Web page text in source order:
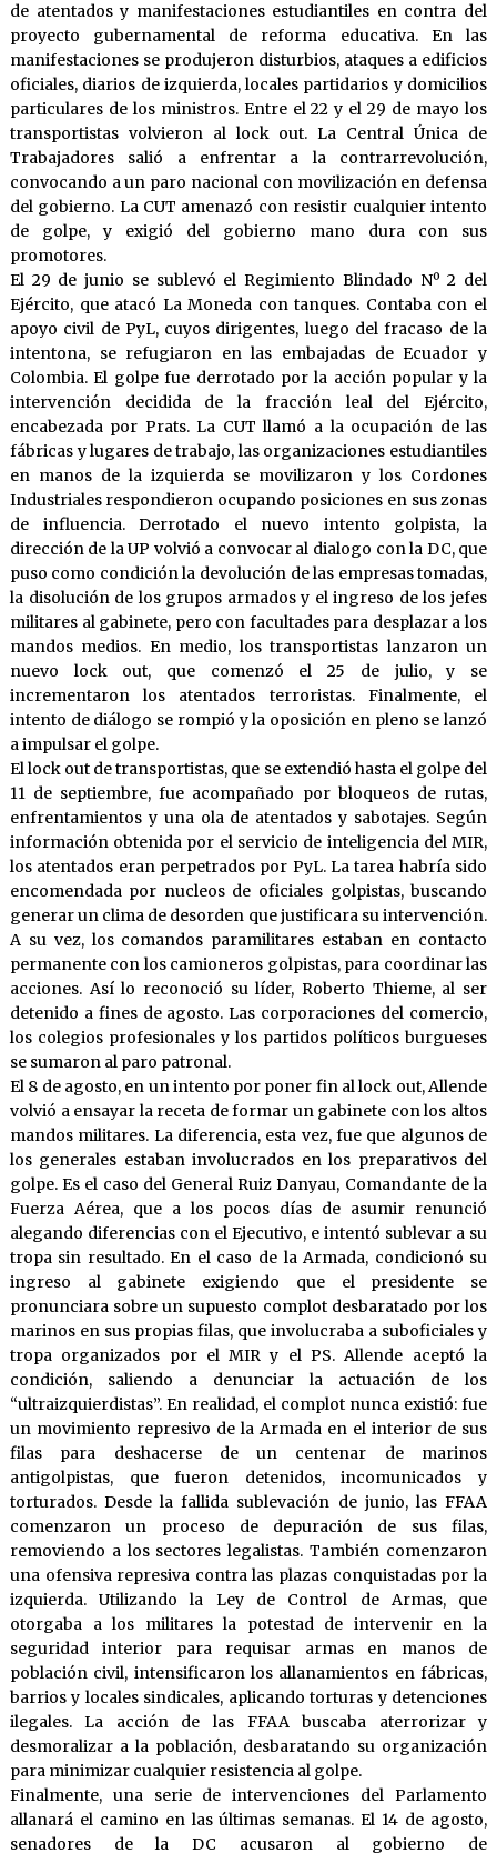
de atentados y manifestaciones estudiantiles en contra del
proyecto gubernamental de reforma educativa. En las
manifestaciones se produjeron disturbios, ataques a edificios
oficiales, diarios de izquierda, locales partidarios y domicilios
particulares de los ministros. Entre el 22 y el 29 de mayo los
transportistas volvieron al lock out. La Central Única de
Trabajadores salió a enfrentar a la contrarrevolución,
convocando a un paro nacional con movilización en defensa
del gobierno. La CUT amenazó con resistir cualquier intento
de golpe, y exigió del gobierno mano dura con sus
promotores.
El 29 de junio se sublevó el Regimiento Blindado Nº 2 del
Ejército, que atacó La Moneda con tanques. Contaba con el
apoyo civil de PyL, cuyos dirigentes, luego del fracaso de la
intentona, se refugiaron en las embajadas de Ecuador y
Colombia. El golpe fue derrotado por la acción popular y la
intervención decidida de la fracción leal del Ejército,
encabezada por Prats. La CUT llamó a la ocupación de las
fábricas y lugares de trabajo, las organizaciones estudiantiles
en manos de la izquierda se movilizaron y los Cordones
Industriales respondieron ocupando posiciones en sus zonas
de influencia. Derrotado el nuevo intento golpista, la
dirección de la UP volvió a convocar al dialogo con la DC, que
puso como condición la devolución de las empresas tomadas,
la disolución de los grupos armados y el ingreso de los jefes
militares al gabinete, pero con facultades para desplazar a los
mandos medios. En medio, los transportistas lanzaron un
nuevo lock out, que comenzó el 25 de julio, y se
incrementaron los atentados terroristas. Finalmente, el
intento de diálogo se rompió y la oposición en pleno se lanzó
a impulsar el golpe.
El lock out de transportistas, que se extendió hasta el golpe del
11 de septiembre, fue acompañado por bloqueos de rutas,
enfrentamientos y una ola de atentados y sabotajes. Según
información obtenida por el servicio de inteligencia del MIR,
los atentados eran perpetrados por PyL. La tarea habría sido
encomendada por nucleos de oficiales golpistas, buscando
generar un clima de desorden que justificara su intervención.
A su vez, los comandos paramilitares estaban en contacto
permanente con los camioneros golpistas, para coordinar las
acciones. Así lo reconoció su líder, Roberto Thieme, al ser
detenido a fines de agosto. Las corporaciones del comercio,
los colegios profesionales y los partidos políticos burgueses
se sumaron al paro patronal.
El 8 de agosto, en un intento por poner fin al lock out, Allende
volvió a ensayar la receta de formar un gabinete con los altos
mandos militares. La diferencia, esta vez, fue que algunos de
los generales estaban involucrados en los preparativos del
golpe. Es el caso del General Ruiz Danyau, Comandante de la
Fuerza Aérea, que a los pocos días de asumir renunció
alegando diferencias con el Ejecutivo, e intentó sublevar a su
tropa sin resultado. En el caso de la Armada, condicionó su
ingreso al gabinete exigiendo que el presidente se
pronunciara sobre un supuesto complot desbaratado por los
marinos en sus propias filas, que involucraba a suboficiales y
tropa organizados por el MIR y el PS. Allende aceptó la
condición, saliendo a denunciar la actuación de los
“ultraizquierdistas”. En realidad, el complot nunca existió: fue
un movimiento represivo de la Armada en el interior de sus
filas para deshacerse de un centenar de marinos
antigolpistas, que fueron detenidos, incomunicados y
torturados. Desde la fallida sublevación de junio, las FFAA
comenzaron un proceso de depuración de sus filas,
removiendo a los sectores legalistas. También comenzaron
una ofensiva represiva contra las plazas conquistadas por la
izquierda. Utilizando la Ley de Control de Armas, que
otorgaba a los militares la potestad de intervenir en la
seguridad interior para requisar armas en manos de
población civil, intensificaron los allanamientos en fábricas,
barrios y locales sindicales, aplicando torturas y detenciones
ilegales. La acción de las FFAA buscaba aterrorizar y
desmoralizar a la población, desbaratando su organización
para minimizar cualquier resistencia al golpe.
Finalmente, una serie de intervenciones del Parlamento
allanará el camino en las últimas semanas. El 14 de agosto,
senadores de la DC acusaron al gobierno de